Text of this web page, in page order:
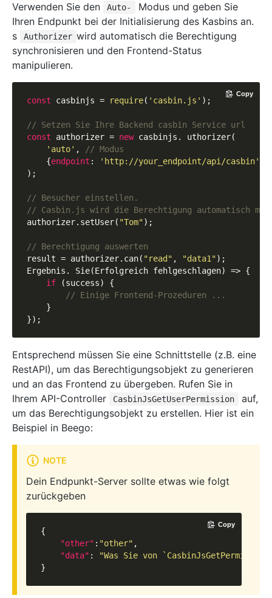
Verwenden Sie den
Auto-
Modus und geben Sie
Ihren Endpunkt bei der Initialisierung des Kasbins an.
s
Authorizer wird automatisch die Berechtigung
synchronisieren und den Frontend-Status
manipulieren.
const casbinjs = require( 'casbin.js' );
// Setzen Sie Ihre Backend casbin Service url
const authorizer = new casbinjs. uthorizer(
'auto' ,
// Modus
    {
endpoint : 'http://your_endpoint/api/casbin'
);
// Besucher einstellen.
// Casbin.js wird die Berechtigung automatisch mit
authorizer.setUser( "Tom");
// Berechtigung auswerten
result = authorizer.can( "read" , "data1");
Ergebnis. Sie(Erfolgreich fehlgeschlagen) => {
if (success) {
// Einige Frontend-Prozeduren ...
    }
Copy
Entsprechend müssen Sie eine Schnittstelle (z.B. eine
RestAPI), um das Berechtigungsobjekt zu generieren
und an das Frontend zu übergeben. Rufen Sie in
Ihrem API-Controller
CasbinJsGetUserPermission
auf,
um das Berechtigungsobjekt zu erstellen. Hier ist ein
Beispiel in Beego:
NOTE
Dein Endpunkt-Server sollte etwas wie folgt
zurückgeben
{
"other" : "other" ,
"data" :
"Was Sie von
Copy